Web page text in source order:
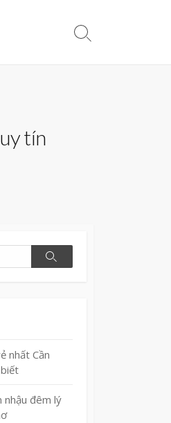
Search
tín
Search
nhất Cần
nhậu đêm lý